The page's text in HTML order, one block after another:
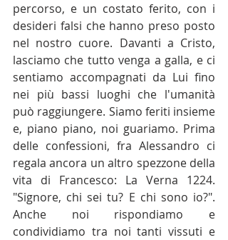
percorso, e un costato ferito, con i
desideri falsi che hanno preso posto
nel nostro cuore. Davanti a Cristo,
lasciamo che tutto venga a galla, e ci
sentiamo accompagnati da Lui fino
nei più bassi luoghi che l'umanità
può raggiungere. Siamo feriti insieme
e, piano piano, noi guariamo. Prima
delle confessioni, fra Alessandro ci
regala ancora un altro spezzone della
vita di Francesco: La Verna 1224.
"Signore, chi sei tu? E chi sono io?".
Anche noi rispondiamo e
condividiamo tra noi tanti vissuti e